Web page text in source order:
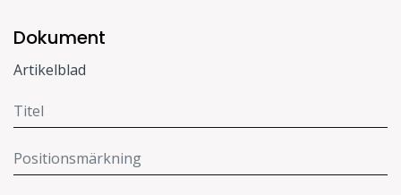
Dokument
Artikelblad